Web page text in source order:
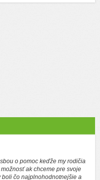
o pomoc keďže my rodičia
ak chceme pre svoje
boli čo najplnohodnotnejšie a